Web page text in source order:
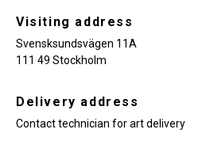
Visiting address
Svensksundsvägen 11A
111 49 Stockholm
Delivery address
Contact technician for art delivery